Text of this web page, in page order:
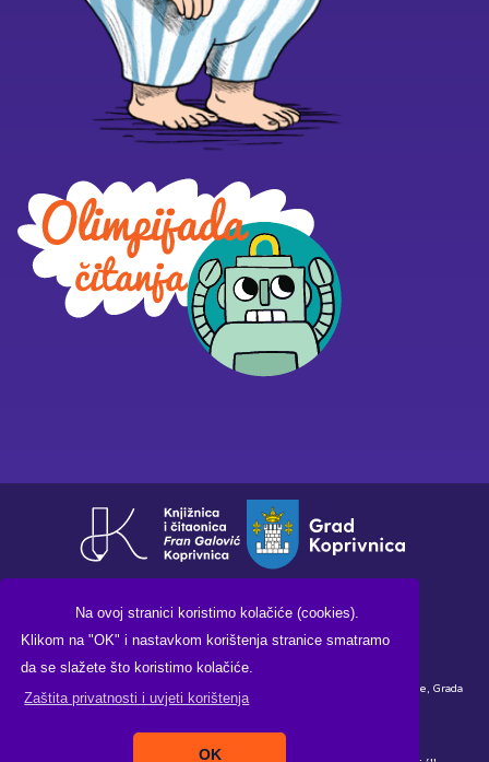
Na ovoj stranici koristimo kolačiće (cookies).
Klikom na "OK" i nastavkom korištenja stranice smatramo
da se slažete što koristimo kolačiće.
Zaštita privatnosti i uvjeti korištenja
OK
Financirano sredstvima Ministarstva kulture i medija Republike Hrvatske, Grada